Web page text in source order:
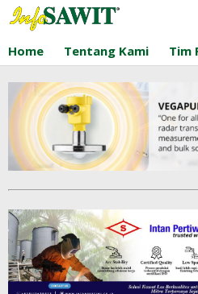
Lewati
ke
konten
Home Tentang Kami Tim